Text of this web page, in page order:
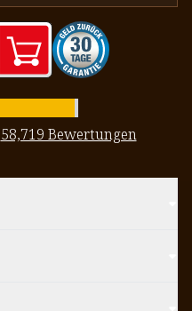
58,719 Bewertungen